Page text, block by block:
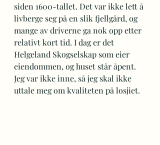
siden 1600-tallet. Det var ikke lett å
livberge seg på en slik fjellgård, og
mange av driverne ga nok opp etter
relativt kort tid. I dag er det
Helgeland Skogselskap som eier
eiendommen, og huset står åpent.
Jeg var ikke inne, så jeg skal ikke
uttale meg om kvaliteten på losjiet.